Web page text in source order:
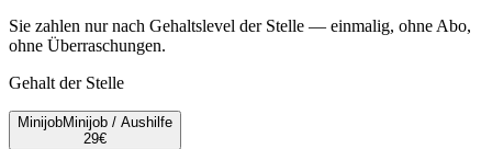
Sie zahlen nur nach Gehaltslevel der Stelle — einmalig, ohne Abo,
ohne Überraschungen.
Gehalt der Stelle
MinijobMinijob / Aushilfe
29€